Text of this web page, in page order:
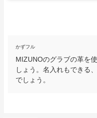
かずフル
MIZUNOのグラブの革を
しょう。名入れもできる
でしょう。